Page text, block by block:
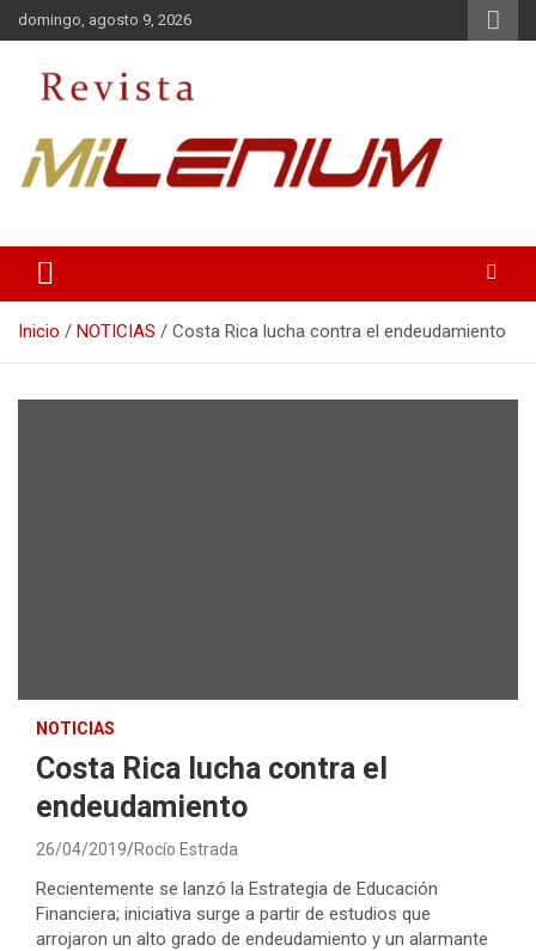
Saltar
al
domingo, agosto 9, 2026
Inicio NOTICIAS Costa Rica lucha contra el endeudamiento
NOTICIAS
Costa Rica lucha contra el
endeudamiento
26/04/2019 Rocío Estrada
Recientemente se lanzó la Estrategia de Educación
Financiera; iniciativa surge a partir de estudios que
arrojaron un alto grado de endeudamiento y un alarmante